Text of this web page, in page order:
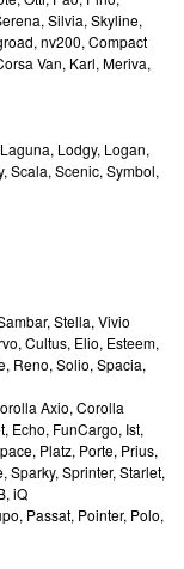
Silvia, Skyline,
nv200, Compact
Van, Karl, Meriva,
Lodgy, Logan,
Scala, Scenic, Symbol,
Stella, Vivio
Cultus, Elio, Esteem,
Reno, Solio, Spacia,
Axio, Corolla
Echo, FunCargo, Ist,
Platz, Porte, Prius,
Sparky, Sprinter, Starlet,
iQ
Passat, Pointer, Polo,